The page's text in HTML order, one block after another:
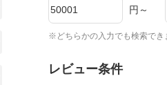
円～
※どちらかの入力でも検索でき
レビュー条件